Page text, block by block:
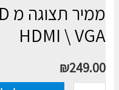
HDMI \ VGA
₪249.00